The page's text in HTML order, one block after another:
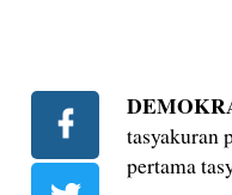
tasyakuran
pertama